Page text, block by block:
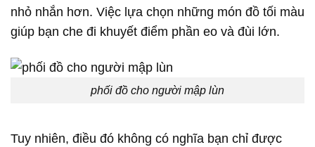
nhỏ nhắn hơn. Việc lựa chọn những món đồ tối màu
giúp bạn che đi khuyết điểm phần eo và đùi lớn.
phối đồ cho người mập lùn
Tuy nhiên, điều đó không có nghĩa bạn chỉ được